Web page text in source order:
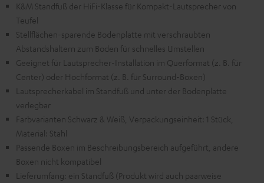
K&M Standfuß der HiFi-Klasse für Kompakt-Lautsprecher von
Teufel
Stellflächen-sparende Bodenplatte mit verschraubten
Abstandshaltern zum Boden für schnelles Umstellen
Geeignet für Lautsprecher-Installation im Querformat (z. B. für
Center) oder Hochformat (z. B. für Surround-Boxen)
Lautsprecherkabel im Standfuß und unter der Bodenplatte
verlegbar
Farbvarianten Schwarz & Weiß, Verpackungseinheit: 1 Stück,
Material: Stahl
Passende Boxen im Beschreibungsbereich aufgeführt, andere
Boxen nicht kompatibel
Lieferumfang: ein Standfuß (Produkt wird auch paarweise